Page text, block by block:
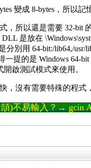
變成 8-bytes，所以
，所以還是需要 32-bit
是放在
分別用 64-bit:/lib64,/usr/
提的是 Windows 64-
開啟測試模式來使用。
沒有需要特殊的程式
)不易輸入？→ gcin